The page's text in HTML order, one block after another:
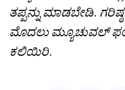
ತಪ್ಪನ್ನು ಮಾಡಬೇಡಿ.
ಮೊದಲು ಮ್ಯೂಚುವಲ್
ಕಲಿಯಿರಿ.